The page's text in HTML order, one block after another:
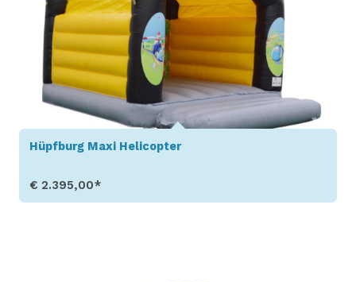
Hüpfburg Maxi Helicopter
€ 2.395,00*